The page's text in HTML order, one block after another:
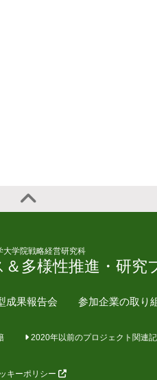
大学院戦略経営研究科
多様性推進・研究
成果報告会 参加企業の取り
2020年以前のプロジェクト関連
キーポリシー